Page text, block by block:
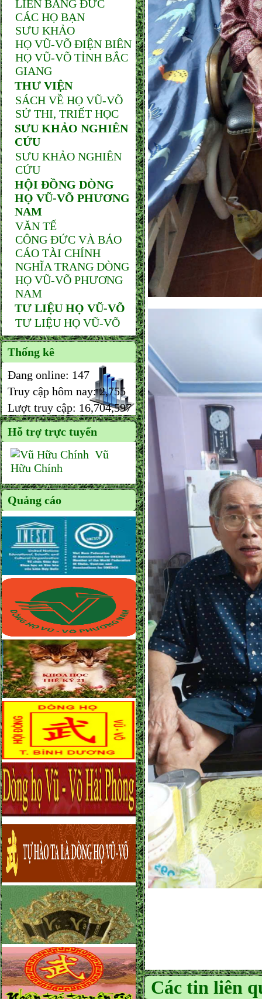
LIÊN BANG ĐỨC
CÁC HỌ BẠN
SƯU KHẢO
HỌ VŨ-VÕ ĐIỆN BIÊN
HỌ VŨ-VÕ TỈNH BẮC
GIANG
THƯ VIỆN
SÁCH VỀ HỌ VŨ-VÕ
SỬ THI, TRIẾT HỌC
SƯU KHẢO NGHIÊN
CỨU
SƯU KHẢO NGHIÊN
CỨU
HỘI ĐỒNG DÒNG
HỌ VŨ-VÕ PHƯƠNG
NAM
VĂN TẾ
CÔNG ĐỨC VÀ BÁO
CÁO TÀI CHÍNH
NGHĨA TRANG DÒNG
HỌ VŨ-VÕ PHƯƠNG
NAM
TƯ LIỆU HỌ VŨ-VÕ
TƯ LIỆU HỌ VŨ-VÕ
Thống kê
Đang online: 147
Truy cập hôm nay:2,755
Lượt truy cập: 16,704,597
Hỗ trợ trực tuyến
Vũ
Hữu Chính
Quảng cáo
Các tin liên